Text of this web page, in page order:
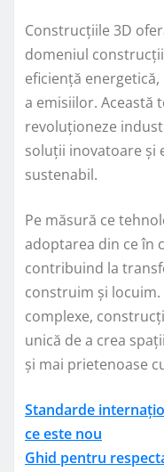
Construcțiile 3D
domeniul
eficiență
a emisiilor. Această
revoluționeze
soluții inovatoare și
sustenabil.
Pe măsură ce
adoptarea din ce în
contribuind la
construim și locuim.
complexe,
unică de a crea
și mai prietenoase
Standarde
ce este nou
Ghid pentru